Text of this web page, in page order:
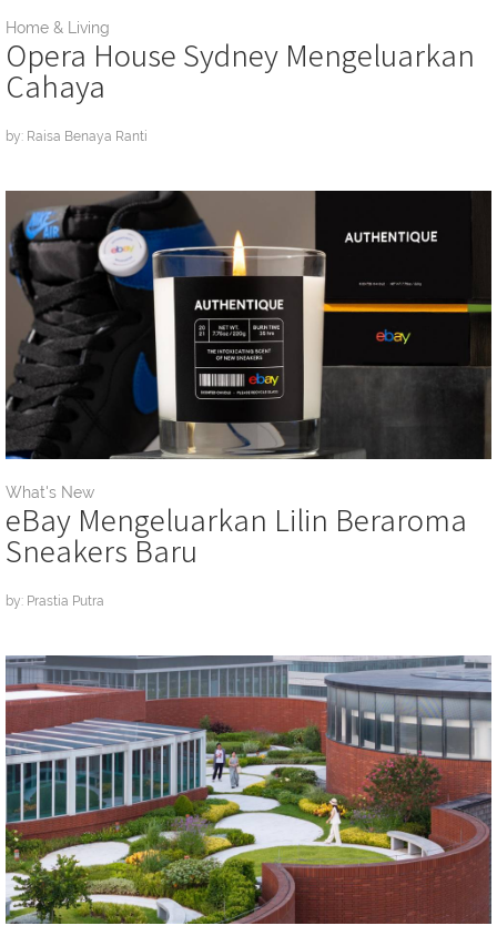
Home & Living
Opera House Sydney Mengeluarkan
Cahaya
by: Raisa Benaya Ranti
What's New
eBay Mengeluarkan Lilin Beraroma
Sneakers Baru
by: Prastia Putra